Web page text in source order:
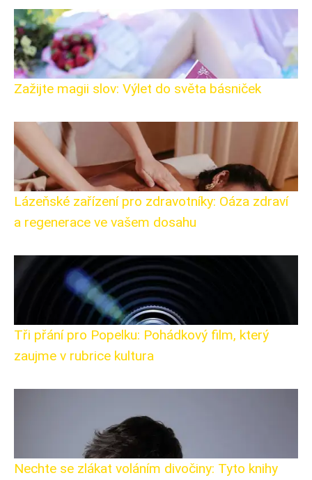
Zažijte magii slov: Výlet do světa básniček
Lázeňské zařízení pro zdravotníky: Oáza zdraví
a regenerace ve vašem dosahu
Tři přání pro Popelku: Pohádkový film, který
zaujme v rubrice kultura
Nechte se zlákat voláním divočiny: Tyto knihy